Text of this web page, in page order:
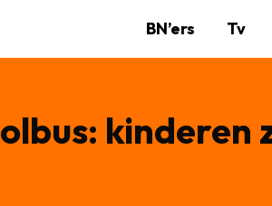
BN’ers Tv
kinderen